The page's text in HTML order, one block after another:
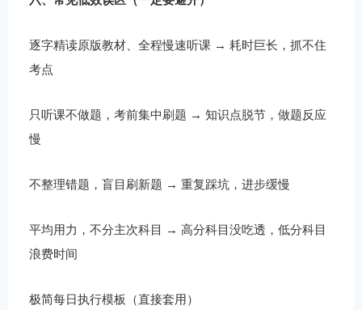
逐字精读原版教材、全程慢速听课 → 耗时巨长，抓不住
考点
只听课不做题，考前集中刷题 → 知识点脱节，做题反应
慢
不整理错题，盲目刷新题 → 重复踩坑，进步缓慢
平均用力，不分主次科目 → 高分科目没吃透，低分科目
浪费时间
极简每日执行模板（直接套用）